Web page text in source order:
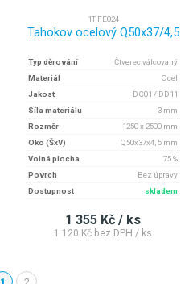
1T FE024
Tahokov ocelový Q50x37/4,5
Typ děrování
Čtverec válcovaný
Materiál
Ocel
Jakost
DC01 / DD11
Síla materiálu
3 mm
Rozměr
1250 x 2500 mm
Oko (ŠxV)
Q50x37x4, 5 mm
Volná plocha
75 %
Povrch
Bez úpravy
Dostupnost
skladem
1 355 Kč / ks
1 120 Kč bez DPH / ks